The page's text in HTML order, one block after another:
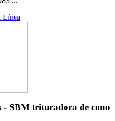
Línea
- SBM trituradora de cono